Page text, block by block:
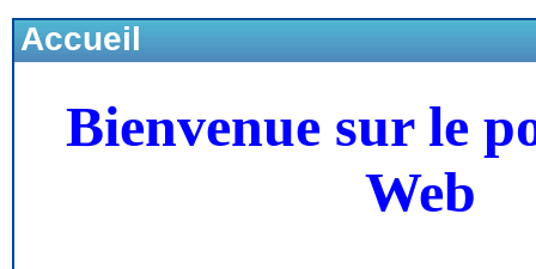
Accueil
Bienvenue sur le
Web